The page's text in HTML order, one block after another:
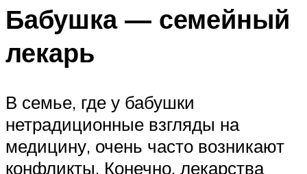
Бабушка — семейный
лекарь
В семье, где у бабушки
нетрадиционные взгляды на
медицину, очень часто возникают
конфликты. Конечно, лекарства